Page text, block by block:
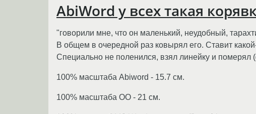
AbiWord у всех такая
"говорили мне, что он маленький, неудобный,
В общем в очередной раз ковырял его. Ставит
Специально не поленился, взял линейку и померял
100% масштаба Abiword - 15.7 см.
100% масштаба OO - 21 см.